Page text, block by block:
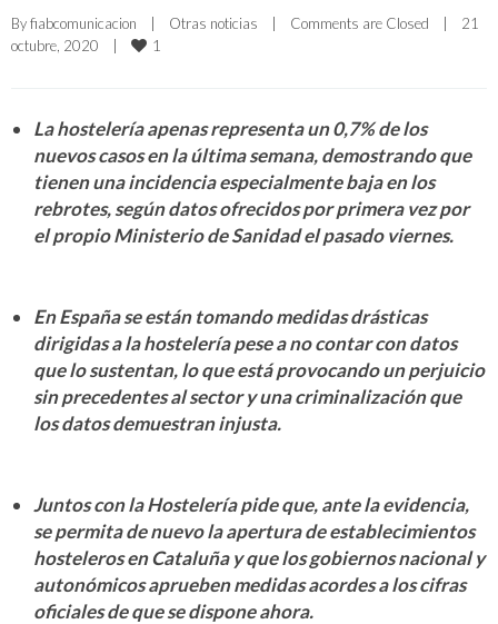
By fiabcomunicacion Otras noticias Comments are Closed
21
octubre, 2020
1
La hostelería apenas representa un 0,7% de los
nuevos casos en la última semana, demostrando que
tienen una incidencia especialmente baja en los
rebrotes, según datos ofrecidos por primera vez por
el propio Ministerio de Sanidad el pasado viernes.
En España se están tomando medidas drásticas
dirigidas a la hostelería pese a no contar con datos
que lo sustentan, lo que está provocando un perjuicio
sin precedentes al sector y una criminalización que
los datos demuestran injusta.
Juntos con la Hostelería pide que, ante la evidencia,
se permita de nuevo la apertura de establecimientos
hosteleros en Cataluña y que los gobiernos nacional y
autonómicos aprueben medidas acordes a los cifras
oficiales de que se dispone ahora.